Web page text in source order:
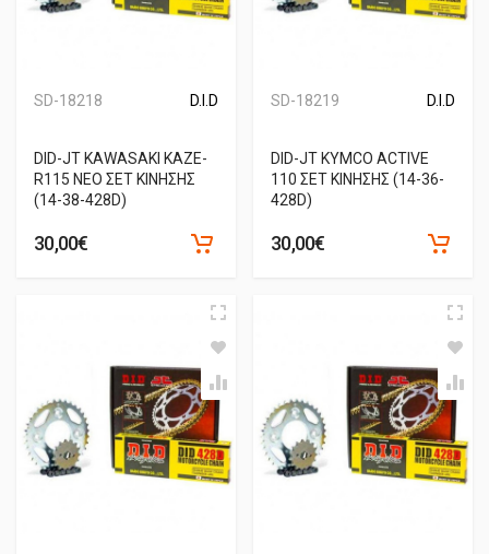
SD-18218 D.I.D
DID-JT KAWASAKI KAZE-
R115 ΝΕΟ ΣΕΤ ΚΙΝΗΣΗΣ
(14-38-428D)
30,00€
SD-18219 D.I.D
DID-JT KYMCO ACTIVE
110 ΣΕΤ ΚΙΝΗΣΗΣ (14-36-
428D)
30,00€